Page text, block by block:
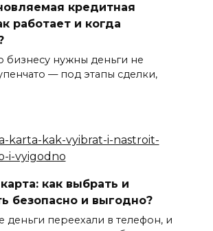
кредитная
работает и когда
бизнесу нужны деньги не
— под этапы сделки,
как выбрать и
безопасно и выгодно?
деньги переехали в телефон, и